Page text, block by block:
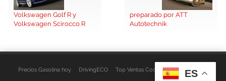
Volkswagen Golf R y
Volkswagen Scirocco R
preparado por ATT
Autotechnik
Precios Gasolina hoy DrivingECO Top Ventas Coches EspacioFurgo
ES